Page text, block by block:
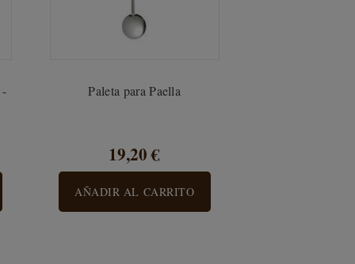
Paleta para Paella
19,20 €
AÑADIR AL CARRITO